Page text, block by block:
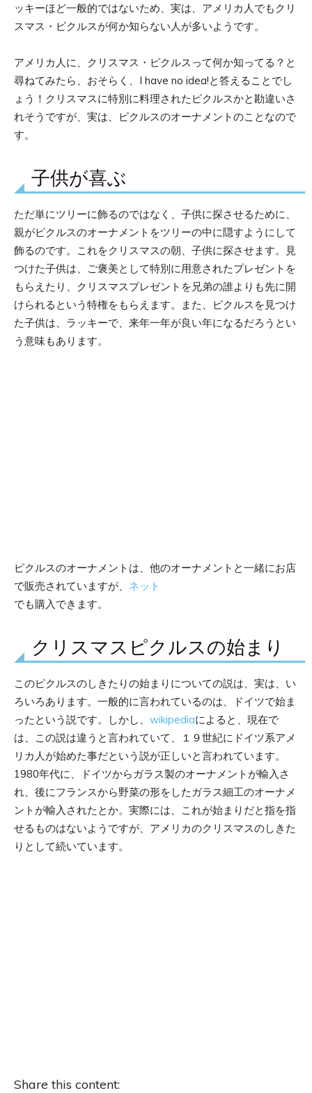
ッキーほど一般的ではないため、実は、アメリカ人でもクリ
スマス・ピクルスが何か知らない人が多いようです。
アメリカ人に、クリスマス・ピクルスって何か知ってる？と
尋ねてみたら、おそらく、I have no idea!と答えることでし
ょう！クリスマスに特別に料理されたピクルスかと勘違いさ
れそうですが、実は、ピクルスのオーナメントのことなので
す。
子供が喜ぶ
ただ単にツリーに飾るのではなく、子供に探させるために、
親がピクルスのオーナメントをツリーの中に隠すようにして
飾るのです。これをクリスマスの朝、子供に探させます。見
つけた子供は、ご褒美として特別に用意されたプレゼントを
もらえたり、クリスマスプレゼントを兄弟の誰よりも先に開
けられるという特権をもらえます。また、ピクルスを見つけ
た子供は、ラッキーで、来年一年が良い年になるだろうとい
う意味もあります。
ピクルスのオーナメントは、他のオーナメントと一緒にお店
で販売されていますが、 ネット
でも購入できます。
クリスマスピクルスの始まり
このピクルスのしきたりの始まりについての説は、実は、い
ろいろあります。一般的に言われているのは、ドイツで始ま
ったという説です。しかし、 wikipediaによると、現在で
は、この説は違うと言われていて、１９世紀にドイツ系アメ
リカ人が始めた事だという説が正しいと言われています。
1980年代に、ドイツからガラス製のオーナメントが輸入さ
れ、後にフランスから野菜の形をしたガラス細工のオーナメ
ントが輸入されたとか。実際には、これが始まりだと指を指
せるものはないようですが、アメリカのクリスマスのしきた
りとして続いています。
Share this content: